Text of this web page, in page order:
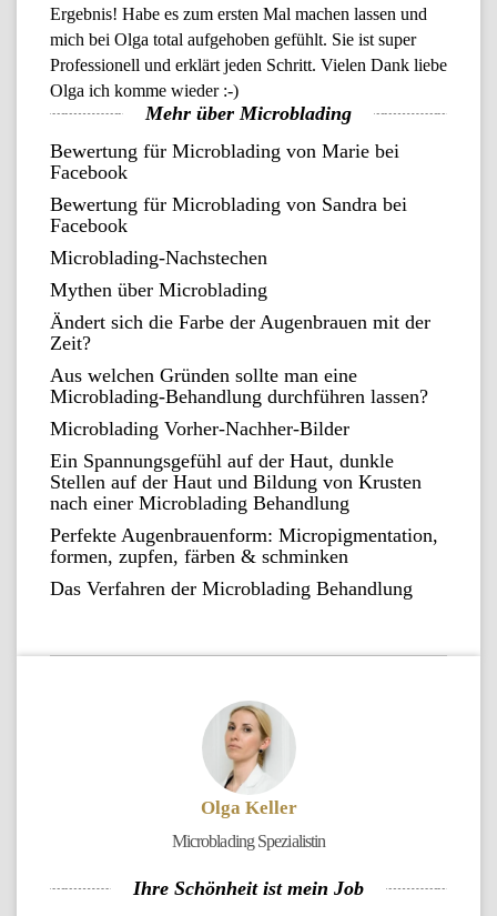
Ergebnis! Habe es zum ersten Mal machen lassen und
mich bei Olga total aufgehoben gefühlt. Sie ist super
Professionell und erklärt jeden Schritt. Vielen Dank liebe
Olga ich komme wieder :-)
Mehr über Microblading
Bewertung für Microblading von Marie bei
Facebook
Bewertung für Microblading von Sandra bei
Facebook
Microblading-Nachstechen
Mythen über Microblading
Ändert sich die Farbe der Augenbrauen mit der
Zeit?
Aus welchen Gründen sollte man eine
Microblading-Behandlung durchführen lassen?
Microblading Vorher-Nachher-Bilder
Ein Spannungsgefühl auf der Haut, dunkle
Stellen auf der Haut und Bildung von Krusten
nach einer Microblading Behandlung
Perfekte Augenbrauenform: Micropigmentation,
formen, zupfen, färben & schminken
Das Verfahren der Microblading Behandlung
Olga Keller
Microblading Spezialistin
Ihre Schönheit ist mein Job